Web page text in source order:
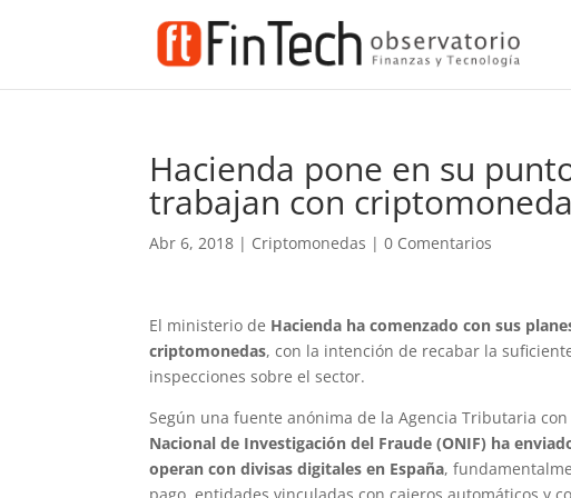
Hacienda pone en su
trabajan con
Abr 6, 2018 | Criptomonedas |0 Comentarios
El ministerio de Hacienda ha comenzado con sus
criptomonedas, con la intención de recabar la
inspecciones sobre el sector.
Según una fuente anónima de la Agencia Tributaria
Nacional de Investigación del Fraude (ONIF) ha
operan con divisas digitales en España,